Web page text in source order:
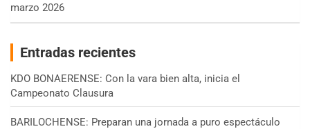
marzo 2026
Entradas recientes
KDO BONAERENSE: Con la vara bien alta, inicia el
Campeonato Clausura
BARILOCHENSE: Preparan una jornada a puro espectáculo